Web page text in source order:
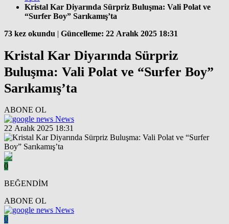
​Kristal Kar Diyarında Sürpriz Buluşma: Vali Polat ve
“Surfer Boy” Sarıkamış’ta
73 kez okundu | Güncelleme: 22 Aralık 2025 18:31
​Kristal Kar Diyarında Sürpriz
Buluşma: Vali Polat ve “Surfer Boy”
Sarıkamış’ta
ABONE OL
News
22 Aralık 2025 18:31
0
BEĞENDİM
ABONE OL
News
0